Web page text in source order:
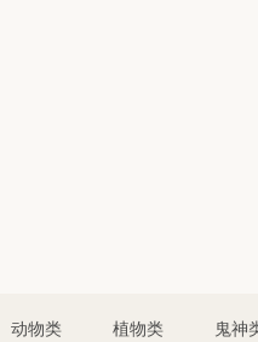
动物类 植物类 鬼神